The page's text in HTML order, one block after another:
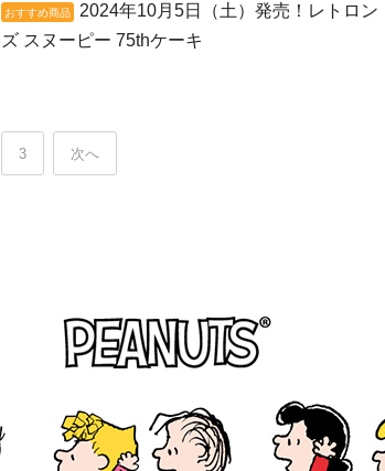
おすすめ商品
2024年10月5日（土）発売！レトロン
ズ スヌーピー 75thケーキ
3 次へ